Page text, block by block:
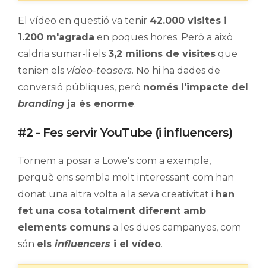
El vídeo en qüestió va tenir 42.000 visites i
1.200 m'agrada en poques hores. Però a això
caldria sumar-li els 3,2 milions de visites que
tenien els vídeo-teasers. No hi ha dades de
conversió públiques, però només l'impacte del
branding ja és enorme.
#2 - Fes servir YouTube (i influencers)
Tornem a posar a Lowe's com a exemple,
perquè ens sembla molt interessant com han
donat una altra volta a la seva creativitat i han
fet una cosa totalment diferent amb
elements comuns a les dues campanyes, com
són els influencers i el vídeo.